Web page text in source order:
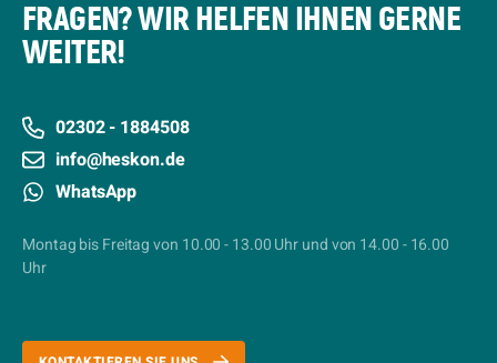
FRAGEN? WIR HELFEN IHNEN GERNE
WEITER!
02302 - 1884508
info@heskon.de
WhatsApp
Montag bis Freitag von 10.00 - 13.00 Uhr und von 14.00 - 16.00
Uhr